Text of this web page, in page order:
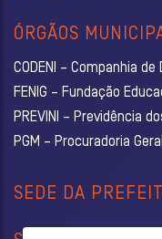
ÓRGÃOS
CODENI – Companhia
FENIG – Fundação
PREVINI – Previdência
PGM – Procuradoria
SEDE DA